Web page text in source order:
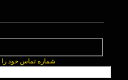
شماره تماس خود را